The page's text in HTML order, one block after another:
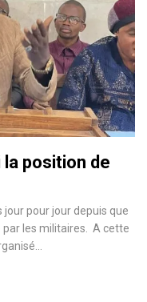
position de
pour jour depuis que
par les militaires. A cette